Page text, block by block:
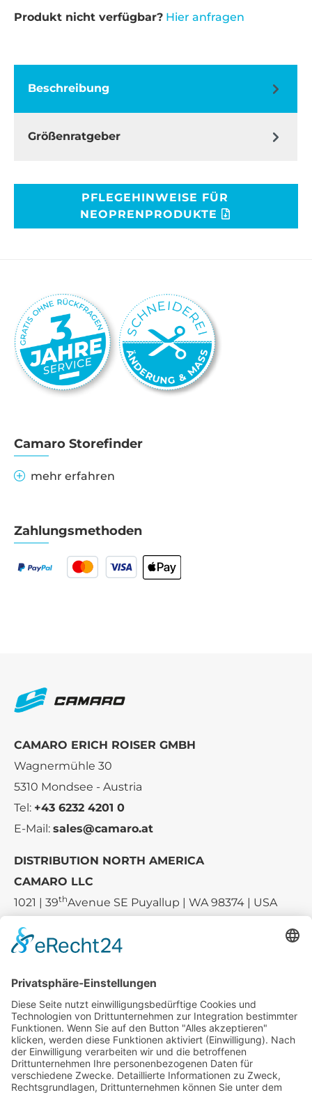
Produkt nicht verfügbar? Hier anfragen
Beschreibung
Größenratgeber
PFLEGEHINWEISE FÜR
NEOPRENPRODUKTE
Camaro Storefinder
mehr erfahren
Zahlungsmethoden
CAMARO ERICH ROISER GMBH
Wagnermühle 30
5310 Mondsee - Austria
Tel: +43 6232 4201 0
E-Mail: sales@camaro.at
DISTRIBUTION NORTH AMERICA
CAMARO LLC
1021 | 39thAvenue SE Puyallup | WA 98374 | USA
Tel.:+1 253-867-57 35
Unternehmen
Service
Media